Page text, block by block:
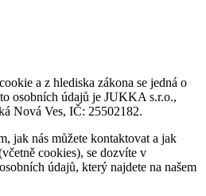
a z hlediska zákona se jedná o
osobních údajů je JUKKA s.r.o.,
Nová Ves, IČ: 25502182.
jak nás můžete kontaktovat a jak
cookies), se dozvíte v
údajů, který najdete na našem